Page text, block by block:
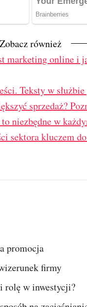
Zobacz również
online i
Teksty w
sprzedaż?
niezbędne w
sektora kluczem
promocja
firmy
rolę w inwestycji?